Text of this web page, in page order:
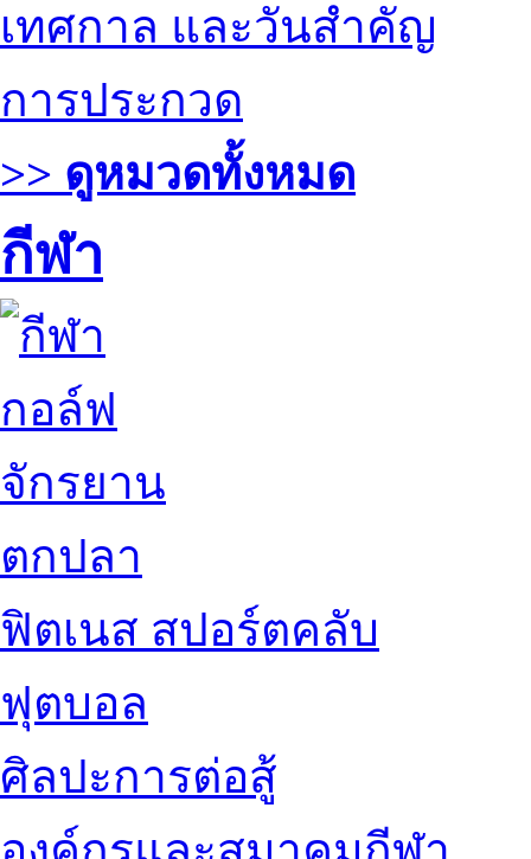
เทศกาล และวันสำคัญ
การประกวด
>> ดูหมวดทั้งหมด
กีฬา
กอล์ฟ
จักรยาน
ตกปลา
ฟิตเนส สปอร์ตคลับ
ฟุตบอล
ศิลปะการต่อสู้